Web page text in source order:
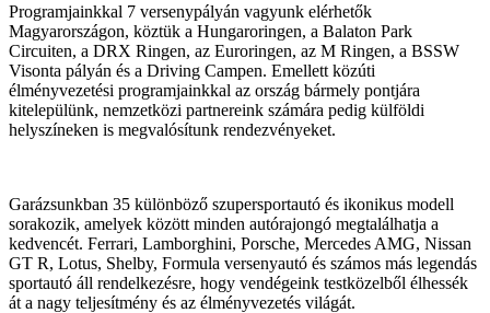
Programjainkkal 7 versenypályán vagyunk elérhetők
Magyarországon, köztük a Hungaroringen, a Balaton Park
Circuiten, a DRX Ringen, az Euroringen, az M Ringen, a BSSW
Visonta pályán és a Driving Campen. Emellett közúti
élményvezetési programjainkkal az ország bármely pontjára
kitelepülünk, nemzetközi partnereink számára pedig külföldi
helyszíneken is megvalósítunk rendezvényeket.
Garázsunkban 35 különböző szupersportautó és ikonikus modell
sorakozik, amelyek között minden autórajongó megtalálhatja a
kedvencét. Ferrari, Lamborghini, Porsche, Mercedes AMG, Nissan
GT R, Lotus, Shelby, Formula versenyautó és számos más legendás
sportautó áll rendelkezésre, hogy vendégeink testközelből élhessék
át a nagy teljesítmény és az élményvezetés világát.